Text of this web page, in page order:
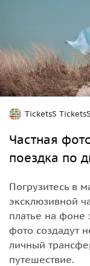
TicketsS TicketsS
Частная
поездка по
Погрузитесь в
эксклюзивной
платье на
фото создадут
личный
путешествие.